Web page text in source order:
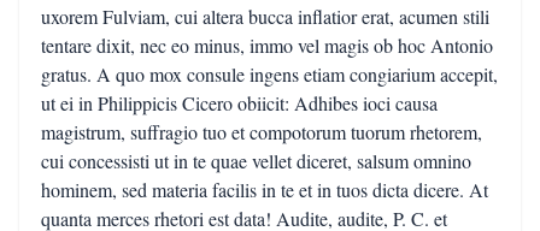
uxorem Fulviam, cui altera bucca inflatior erat, acumen stili
tentare dixit, nec eo minus, immo vel magis ob hoc Antonio
gratus. A quo mox consule ingens etiam congiarium accepit,
ut ei in Philippicis Cicero obiicit: Adhibes ioci causa
magistrum, suffragio tuo et compotorum tuorum rhetorem,
cui concessisti ut in te quae vellet diceret, salsum omnino
hominem, sed materia facilis in te et in tuos dicta dicere. At
quanta merces rhetori est data! Audite, audite, P. C. et